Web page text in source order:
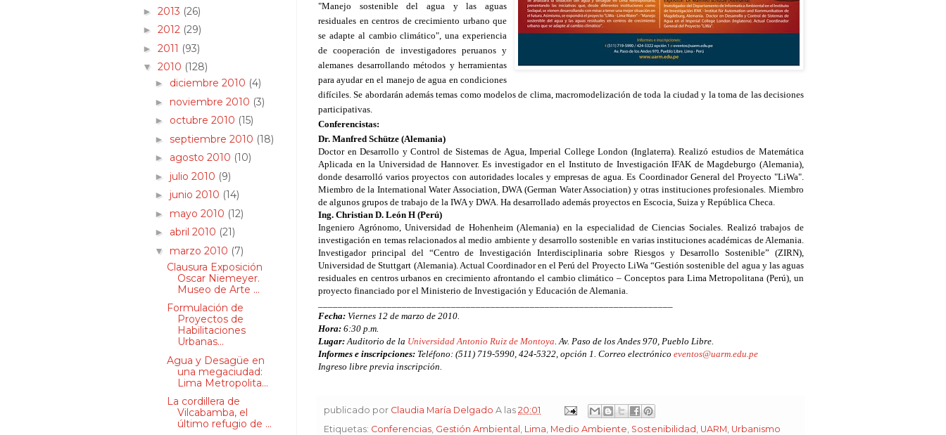
"Manejo sostenible del agua y las aguas
residuales en centros de crecimiento urbano que
se adapte al cambio climático", una experiencia
de cooperación de investigadores peruanos y
alemanes desarrollando métodos y herramientas
para ayudar en el manejo de agua en condiciones
difíciles. Se abordarán además temas como modelos de clima, macromodelización de toda la ciudad y la toma de las decisiones
participativas.
Conferencistas:
Dr. Manfred Schütze (Alemania)
Doctor en Desarrollo y Control de Sistemas de Agua, Imperial College London (Inglaterra). Realizó estudios de Matemática
Aplicada en la Universidad de Hannover. Es investigador en el Instituto de Investigación IFAK de Magdeburgo (Alemania),
donde desarrolló varios proyectos con autoridades locales y empresas de agua. Es Coordinador General del Proyecto "LiWa".
Miembro de la International Water Association, DWA (German Water Association) y otras instituciones profesionales. Miembro
de algunos grupos de trabajo de la IWA y DWA. Ha desarrollado además proyectos en Escocia, Suiza y República Checa.
Ing. Christian D. León H (Perú)
Ingeniero Agrónomo, Universidad de Hohenheim (Alemania) en la especialidad de Ciencias Sociales. Realizó trabajos de
investigación en temas relacionados al medio ambiente y desarrollo sostenible en varias instituciones académicas de Alemania.
Investigador principal del “Centro de Investigación Interdisciplinaria sobre Riesgos y Desarrollo Sostenible” (ZIRN),
Universidad de Stuttgart (Alemania). Actual Coordinador en el Perú del Proyecto LiWa “Gestión sostenible del agua y las aguas
residuales en centros urbanos en crecimiento afrontando el cambio climático – Conceptos para Lima Metropolitana (Perú), un
proyecto financiado por el Ministerio de Investigación y Educación de Alemania.
Fecha: Viernes 12 de marzo de 2010.
Hora: 6:30 p.m.
Lugar:Auditorio de la Universidad Antonio Ruiz de Montoya. Av. Paso de los Andes 970, Pueblo Libre.
Informes e inscripciones: Teléfono: (511) 719-5990, 424-5322, opción 1. Correo electrónico eventos@uarm.edu.pe
Ingreso libre previa inscripción.
publicado por Claudia María Delgado A las 20:01
Etiquetas: Conferencias Gestión Ambiental Lima Medio Ambiente Sostenibilidad UARM Urbanismo
► 2013 (26)
► 2012 (29)
► 2011 (93)
▼ 2010 (128)
► diciembre 2010 (4)
► noviembre 2010 (3)
► octubre 2010 (15)
► septiembre 2010 (18)
► agosto 2010 (10)
► julio 2010 (9)
► junio 2010 (14)
► mayo 2010 (12)
► abril 2010 (21)
▼ marzo 2010 (7)
Clausura Exposición
Oscar Niemeyer.
Museo de Arte ...
Formulación de
Proyectos de
Habilitaciones
Urbanas...
Agua y Desagüe en
una megaciudad:
Lima Metropolita...
La cordillera de
Vilcabamba, el
último refugio de ...